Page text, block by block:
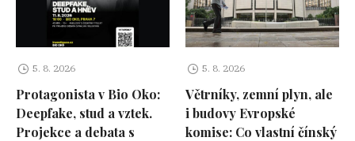
5. 8. 2026
Protagonista v Bio Oko:
Deepfake, stud a vztek.
Projekce a debata s
5. 8. 2026
Větrníky, zemní plyn, ale
i budovy Evropské
komise: Co vlastní čínský